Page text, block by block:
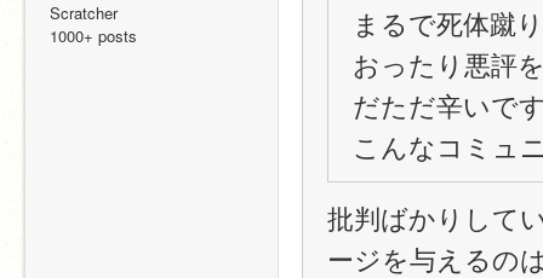
Scratcher
1000+ posts
まるで死体蹴
おったり悪評
だただ辛いで
こんなコミュ
批判ばかりして
ージを与えるの